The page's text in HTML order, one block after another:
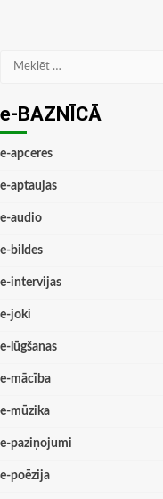
Meklēt:
e-BAZNĪCĀ
e-apceres
e-aptaujas
e-audio
e-bildes
e-intervijas
e-joki
e-lūgšanas
e-mācība
e-mūzika
e-paziņojumi
e-poēzija